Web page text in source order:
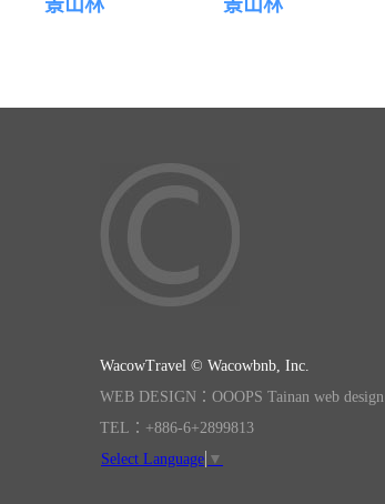
景山林 景山林
WacowTravel © Wacowbnb, Inc.
WEB DESIGN：OOOPS Tainan web design
TEL：+886-6+2899813
Select Language ▼